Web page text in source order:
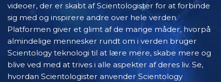
videoer, der er skabt af Scientologister for at forbinde
sig med og inspirere andre over hele verden.
Platformen giver et glimt af de mange måder, hvorpå
almindelige mennesker rundt om i verden bruger
Scientology teknologi til at lære mere, skabe mere og
blive ved med at trives i alle aspekter af deres liv. Se,
hvordan Scientologister anvender Scientology